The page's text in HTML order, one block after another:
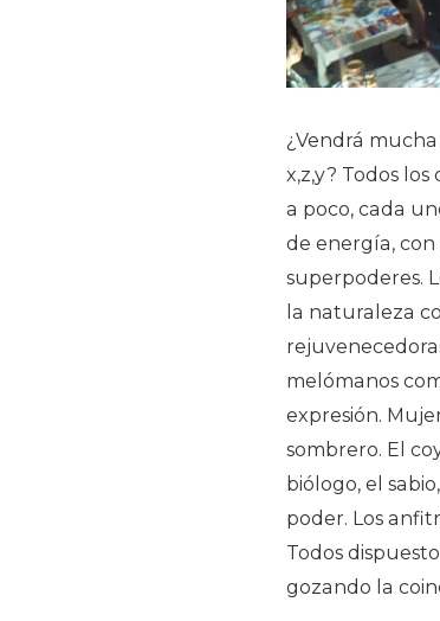
¿Vendrá
x,z,y? Todos
a poco, cada
de energía,
superpoderes.
la naturaleza
melómanos
expresión.
sombrero. El
biólogo, el
poder. Los
Todos
gozando la